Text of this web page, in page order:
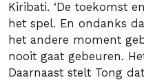
Kiribati. ‘De toekomst
het spel. En ondanks
het andere moment
nooit gaat gebeuren.
Daarnaast stelt Tong